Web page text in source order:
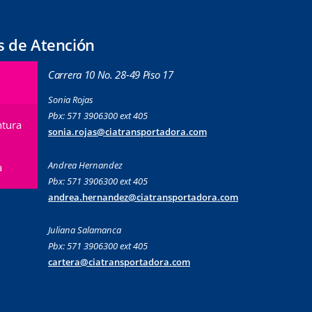
de Atención
Carrera 10 No. 28-49 Piso 17
Sonia Rojas
Pbx: 571 3906300 ext 405
sonia.rojas@ciatransportadora.com
Andrea Hernandez
Pbx: 571 3906300 ext 405
andrea.hernandez@ciatransportadora.com
Juliana Salamanca
Pbx: 571 3906300 ext 405
cartera@ciatransportadora.com